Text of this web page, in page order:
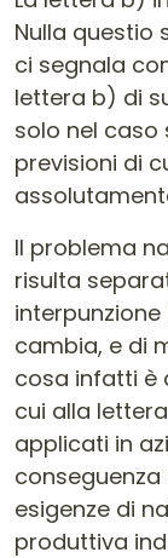
Nulla questio
ci segnala
lettera b) di
solo nel caso
previsioni di
Il problema
risulta
cambia, e di
cosa infatti è
cui alla
applicati in
esigenze di
produttiva